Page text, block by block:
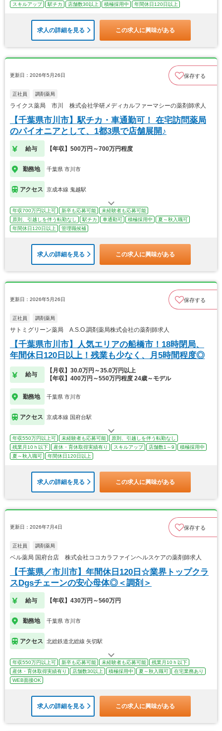
スキルアップ
駅チカ 店舗数30以上 積極採用中 年間休日120日以上
求人の詳細を見る この求人に興味がある
更新日：2026年5月26日 保存する
正社員 調剤薬局
ライクス薬局 市川 株式会社学研メディカルファーマシーの薬剤師求人
【千葉県市川市】駅チカ・車通勤可！ 在宅訪問薬局
のパイオニアとして、1都3県で店舗展開♪
給与 【年収】500万円～700万円程度
勤務地 千葉県 市川市
アクセス 京成本線 鬼越駅
年収700万円以上可 新卒も応募可能
未経験者も応募可能
原則、引越しを伴う転勤なし
駅チカ 車通勤可 積極採用中
夏～秋入職可
年間休日120日以上
管理職候補
求人の詳細を見る この求人に興味がある
更新日：2026年5月26日 保存する
正社員 調剤薬局
サトミグリーン薬局 A.S.O.調剤薬局株式会社の薬剤師求人
【千葉県市川市】人気エリアの船橋市！18時閉局、
年間休日120日以上！残業も少なく、月5時間程度◎
給与
【月収】30.0万円～35.0万円以上
【年収】400万円～550万円程度 24歳～モデル
勤務地 千葉県 市川市
アクセス 京成本線 国府台駅
年収550万円以上可 未経験者も応募可能
原則、引越しを伴う転勤なし
残業月10ｈ以下
産休・育休取得実績有り スキルアップ 店舗数1～9
積極採用中
夏～秋入職可
年間休日120日以上
求人の詳細を見る この求人に興味がある
更新日：2026年7月4日 保存する
正社員 調剤薬局
ベル薬局 国府台店 株式会社ココカラファインヘルスケアの薬剤師求人
【千葉県／市川市】年間休日120日☆業界トップクラ
スDgsチェーンの安心母体◎＜調剤＞
給与 【年収】430万円～560万円
勤務地 千葉県 市川市
アクセス 北総鉄道北総線 矢切駅
年収550万円以上可 新卒も応募可能 未経験者も応募可能
残業月10ｈ以下
産休・育休取得実績有り
店舗数30以上 積極採用中 夏～秋入職可
在宅業務あり
WEB面接OK
求人の詳細を見る この求人に興味がある